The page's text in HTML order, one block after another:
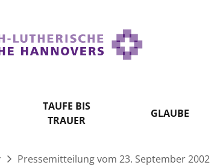
TAUFE BIS
TRAUER
GLAUBE
Pressemitteilung vom 23. September 2002